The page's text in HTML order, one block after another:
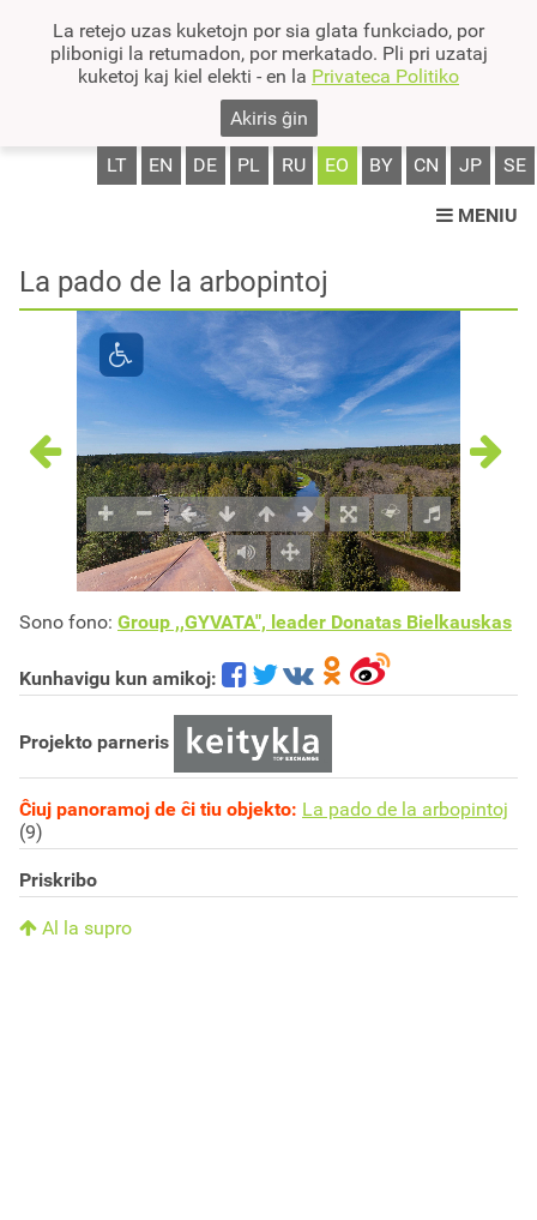
La retejo uzas kuketojn por sia glata funkciado, por
plibonigi la retumadon, por merkatado. Pli pri uzataj
kuketoj kaj kiel elekti - en la Privateca Politiko
Akiris ĝin
LT EN DE PL RU EO BY CN JP SE
MENIU
La pado de la arbopintoj
Sono fono: Group ,,GYVATA", leader Donatas Bielkauskas
Kunhavigu kun amikoj:
Projekto parneris
Ĉiuj panoramoj de ĉi tiu objekto: La pado de la arbopintoj
(9)
Priskribo
Al la supro